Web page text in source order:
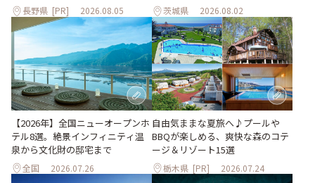
長野県 [PR] 2026.08.05 茨城県 2026.08.02
【2026年】全国ニューオープンホ
テル8選。絶景インフィニティ温
泉から文化財の邸宅まで
全国 2026.07.26
自由気ままな夏旅へ♪プールや
BBQが楽しめる、爽快な森のコテ
ージ＆リゾート15選
栃木県 [PR] 2026.07.24